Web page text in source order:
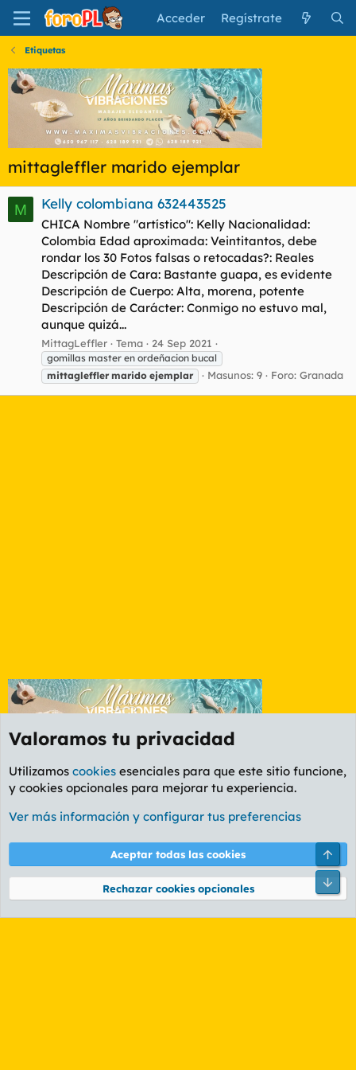
Acceder Regístrate
Etiquetas
mittagleffler marido ejemplar
M Kelly colombiana 632443525
CHICA Nombre "artístico": Kelly Nacionalidad:
Colombia Edad aproximada: Veintitantos, debe
rondar los 30 Fotos falsas o retocadas?: Reales
Descripción de Cara: Bastante guapa, es evidente
Descripción de Cuerpo: Alta, morena, potente
Descripción de Carácter: Conmigo no estuvo mal,
aunque quizá...
MittagLeffler Tema 24 Sep 2021
gomillas master en ordeñacion bucal
mittagleffler marido ejemplar Masunos: 9 Foro: Granada
Etiquetas
Cookies
PL OLDSTYLE AMARILLO
Términos y reglas Política de privacidad Ayuda
Community platform by XenForo® © 2010-2026 XenForo Ltd.
Valoramos tu privacidad
Utilizamos cookies esenciales para que este sitio funcione,
y cookies opcionales para mejorar tu experiencia.
Ver más información y configurar tus preferencias
Aceptar todas las cookies
Rechazar cookies opcionales
Pie